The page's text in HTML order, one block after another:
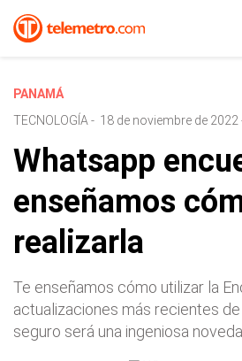
PANAMÁ
TECNOLOGÍA - 18 de noviembre de 2022
Whatsapp
enseñamos
realizarla
Te enseñamos cómo utilizar la
actualizaciones más recientes
seguro será una ingeniosa